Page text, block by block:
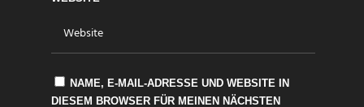
NAME, E-MAIL-ADRESSE UND WEBSITE IN
DIESEM BROWSER FÜR MEINEN NÄCHSTEN